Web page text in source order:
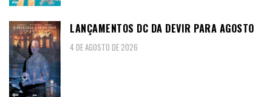
LANÇAMENTOS DC DA DEVIR PARA AGOSTO
4 DE AGOSTO DE 2026